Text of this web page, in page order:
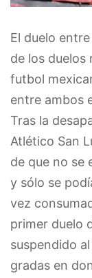
El duelo
de los duelos
futbol
entre ambos
Tras la
Atlético San
de que no se
y sólo se
vez
primer duelo
suspendido
gradas en